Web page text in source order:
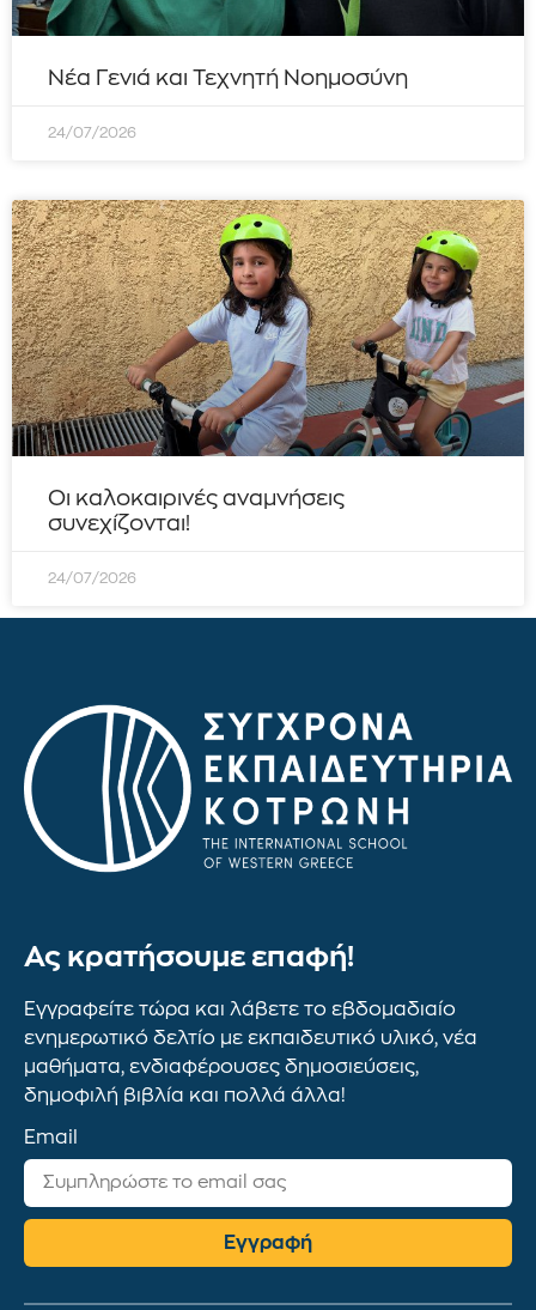
Νέα Γενιά και Τεχνητή Νοημοσύνη
24/07/2026
Οι καλοκαιρινές αναμνήσεις
συνεχίζονται!
24/07/2026
Ας κρατήσουμε επαφή!
Εγγραφείτε τώρα και λάβετε το εβδομαδιαίο
ενημερωτικό δελτίο με εκπαιδευτικό υλικό, νέα
μαθήματα, ενδιαφέρουσες δημοσιεύσεις,
δημοφιλή βιβλία και πολλά άλλα!
Email
Εγγραφή